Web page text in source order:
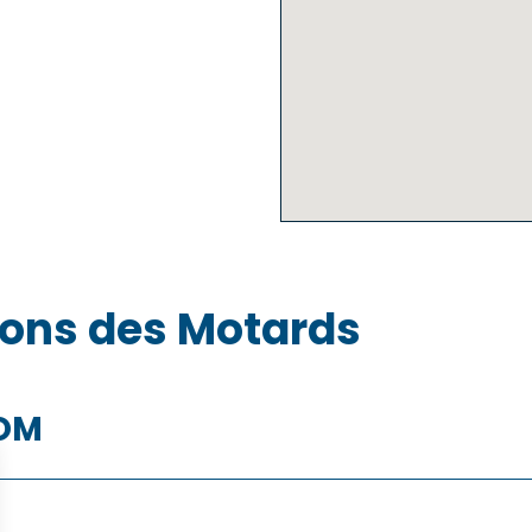
des Motards